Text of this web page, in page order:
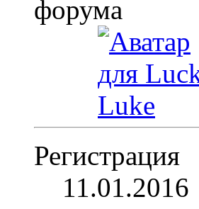
Регистрация
11.01.2016